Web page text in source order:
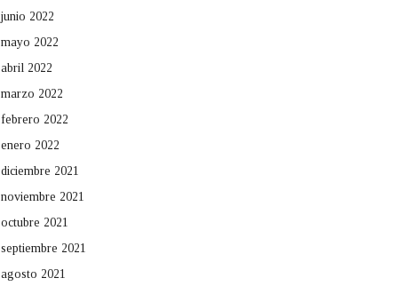
junio 2022
mayo 2022
abril 2022
marzo 2022
febrero 2022
enero 2022
diciembre 2021
noviembre 2021
octubre 2021
septiembre 2021
agosto 2021